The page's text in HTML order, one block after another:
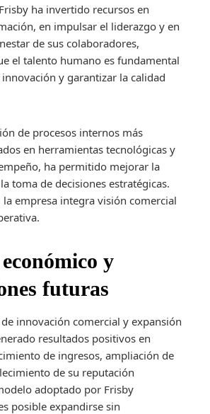
ha invertido recursos en
en impulsar el liderazgo y en
de sus colaboradores,
el talento humano es fundamental
y garantizar la calidad
de procesos internos más
en herramientas tecnológicas y
ha permitido mejorar la
toma de decisiones estratégicas.
la empresa integra visión comercial
y
futuras
innovación comercial y expansión
resultados positivos en
de ingresos, ampliación de
de su reputación
adoptado por Frisby
posible expandirse sin